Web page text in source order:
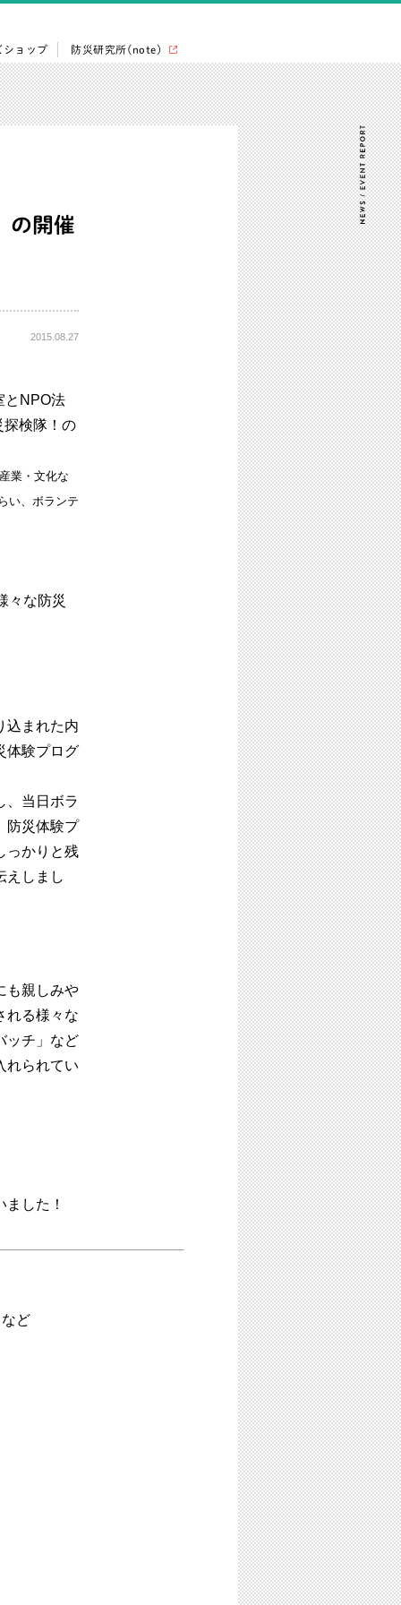
ショップ 防災研究所(note)
の開催
2015.08.27
とNPO法
探検隊！の
業・文化な
い、ボランテ
々な防災
込まれた内
体験プログ
、当日ボラ
防災体験プ
っかりと残
えしまし
も親しみや
れる様々な
ッチ」など
れられてい
した！
ど